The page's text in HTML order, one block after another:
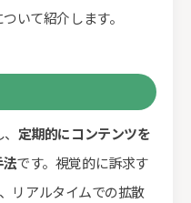
いて紹介します。
定期的にコンテンツを
です。視覚的に訴求す
リアルタイムでの拡散